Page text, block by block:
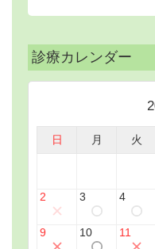
診療カレンダー
日 月 火
2 3 4
9 10 11